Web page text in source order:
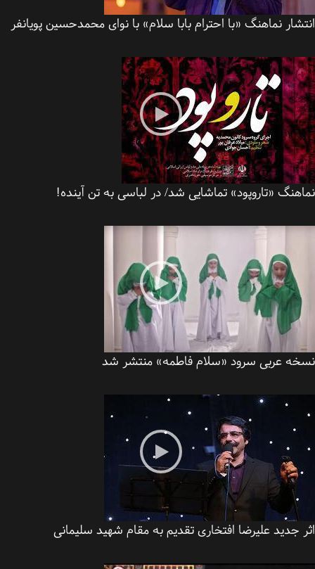
نماهنگ «با احترام بابا سلام» با نوای محمدحسین پویانفر
«تاروپود» تماشایی شد/ در لباسی به تن آینده!
عربی سرود «سلام فاطمه» منتشر شد
جدید علیرضا افتخاری تقدیم به مقام شهید سلیمانی